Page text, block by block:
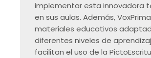
implementar esta innovadora
en sus aulas. Además,
materiales educativos
diferentes niveles de
facilitan el uso de la